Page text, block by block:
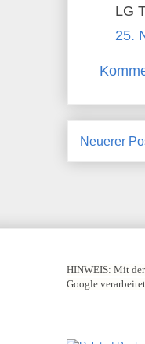
LG
25.
Neuerer
HINWEIS: Mit
Google